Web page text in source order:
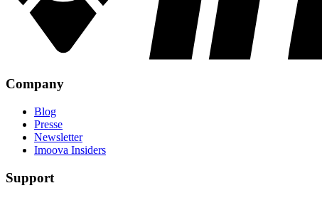
Company
Blog
Presse
Newsletter
Imoova Insiders
Support